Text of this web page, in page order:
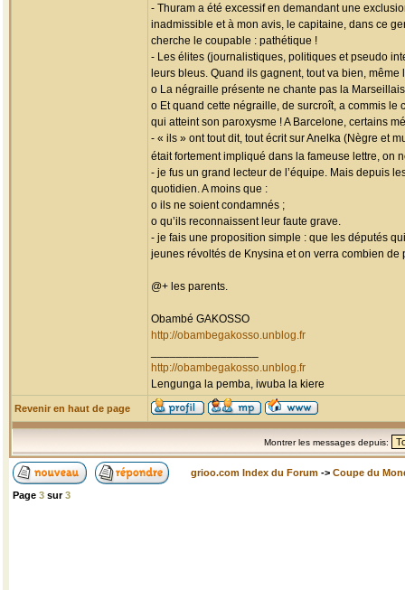
- Thuram a été excessif en demandant une
inadmissible et à mon avis, le capitaine, dans ce
cherche le coupable : pathétique !
- Les élites (journalistiques, politiques et pseudo
leurs bleus. Quand ils gagnent, tout va bien,
o La négraille présente ne chante pas la
o Et quand cette négraille, de surcroît, a commis le
qui atteint son paroxysme ! A Barcelone, certains
- « ils » ont tout dit, tout écrit sur Anelka (Nègre et
était fortement impliqué dans la fameuse lettre,
- je fus un grand lecteur de l’équipe. Mais depuis
quotidien. A moins que :
o ils ne soient condamnés ;
o qu’ils reconnaissent leur faute grave.
- je fais une proposition simple : que les députés
jeunes révoltés de Knysina et on verra combien
@+ les parents.
Obambé GAKOSSO
http://obambegakosso.unblog.fr
http://obambegakosso.unblog.fr
Lengunga la pemba, iwuba la kiere
Revenir en haut de page
Montrer les messages depuis:
grioo.com Index du Forum -> Coupe du
Page 3 sur3